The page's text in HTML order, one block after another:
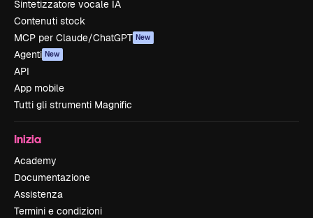
Sintetizzatore vocale IA
Contenuti stock
MCP per Claude/ChatGPT New
Agenti New
API
App mobile
Tutti gli strumenti Magnific
Inizia
Academy
Documentazione
Assistenza
Termini e condizioni